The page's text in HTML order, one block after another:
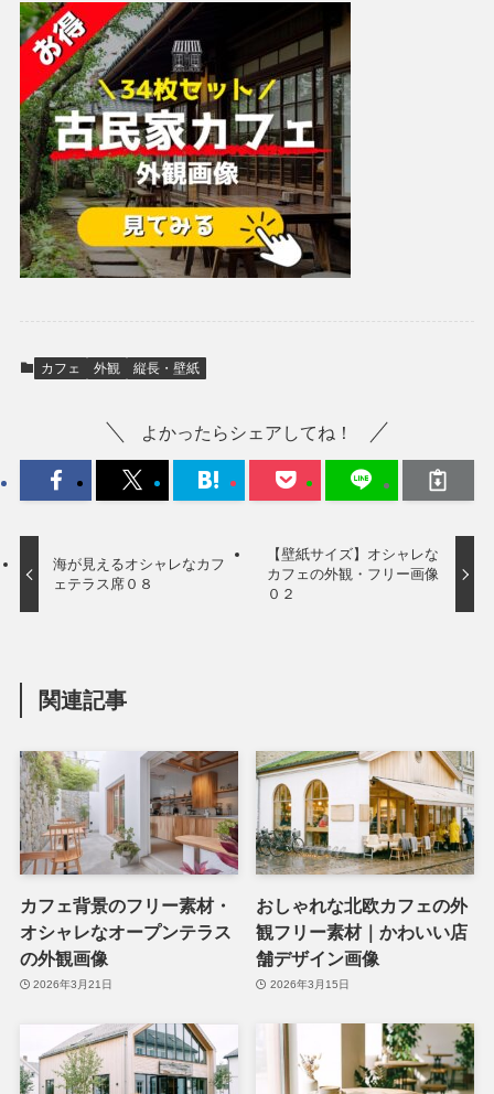
カフェ 外観 縦長・壁紙
よかったらシェアしてね！
海が見えるオシャレなカフ
ェテラス席０８
【壁紙サイズ】オシャレな
カフェの外観・フリー画像
０２
関連記事
カフェ背景のフリー素材・
オシャレなオープンテラス
の外観画像
2026年3月21日
おしゃれな北欧カフェの外
観フリー素材｜かわいい店
舗デザイン画像
2026年3月15日